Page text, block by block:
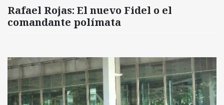
Rafael Rojas: El nuevo Fidel o el
comandante polímata